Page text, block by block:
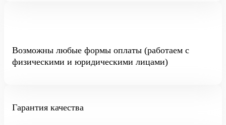
Возможны любые формы оплаты (работаем с
физическими и юридическими лицами)
Гарантия качества